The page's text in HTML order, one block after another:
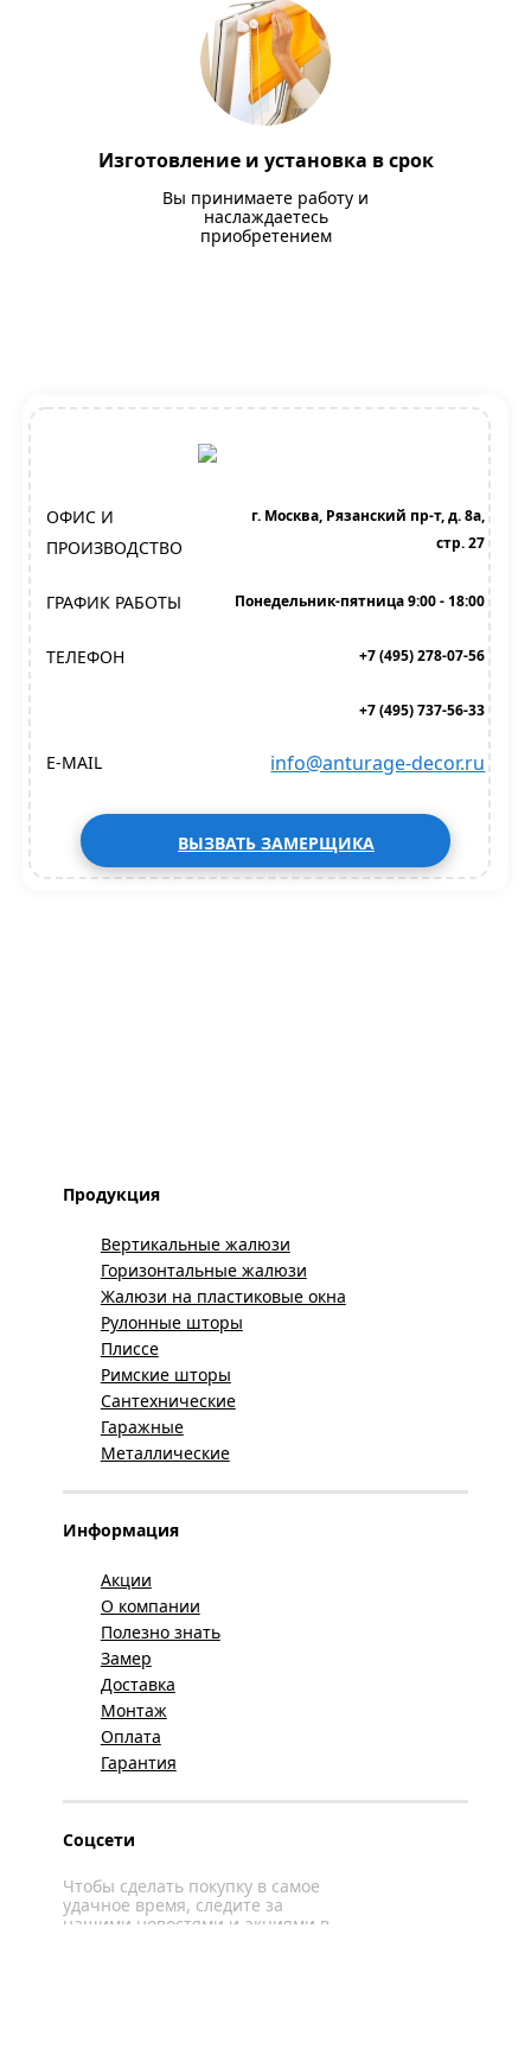
Изготовление и установка в срок
Вы принимаете работу и
наслаждаетесь
приобретением
ОФИС И
ПРОИЗВОДСТВО
г. Москва, Рязанский пр-т, д. 8а,
стр. 27
ГРАФИК РАБОТЫ Понедельник-пятница 9:00 - 18:00
ТЕЛЕФОН +7 (495) 278-07-56
+7 (495) 737-56-33
E-MAIL info@anturage-decor.ru
ВЫЗВАТЬ ЗАМЕРЩИКА
Продукция
Вертикальные жалюзи
Горизонтальные жалюзи
Жалюзи на пластиковые окна
Рулонные шторы
Плиссе
Римские шторы
Сантехнические
Гаражные
Металлические
Информация
Акции
О компании
Полезно знать
Замер
Доставка
Монтаж
Оплата
Гарантия
Соцсети
Чтобы сделать покупку в самое
удачное время, следите за
нашими новостями и акциями в